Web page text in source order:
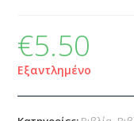
€5.50
Εξαντλημένο